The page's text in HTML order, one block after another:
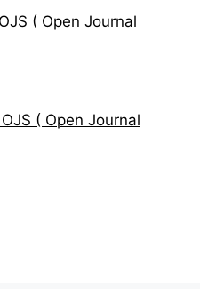
( Open Journal
( Open Journal